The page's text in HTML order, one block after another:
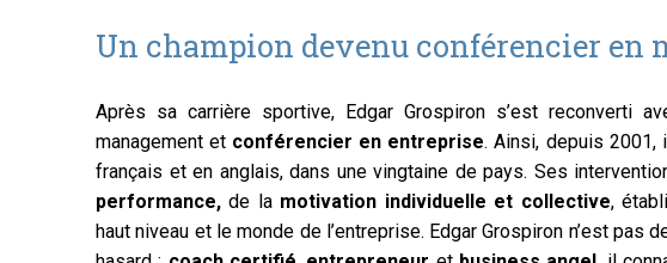
Un champion devenu conférencier en
Après sa carrière sportive, Edgar Grospiron s’est reconverti
management et conférencier en entreprise. Ainsi, depuis 2001,
français et en anglais, dans une vingtaine de pays. Ses
performance, de la motivation individuelle et collective,
haut niveau et le monde de l’entreprise. Edgar Grospiron n’est pas